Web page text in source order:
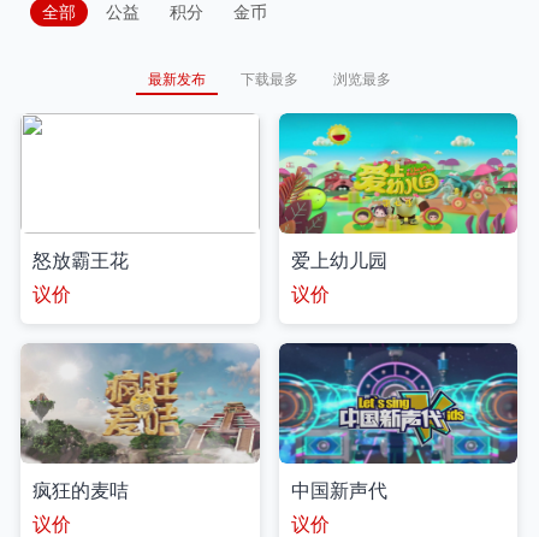
全部
公益 积分 金币
最新发布 下载最多 浏览最多
怒放霸王花
议价
爱上幼儿园
议价
疯狂的麦咭
议价
中国新声代
议价